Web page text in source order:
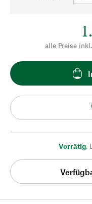
alle Preise
Vorrätig,